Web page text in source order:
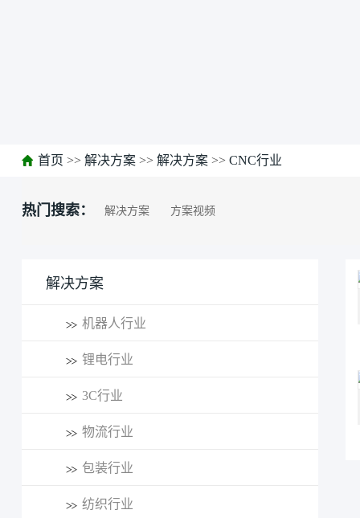
首页 >> 解决方案>> 解决方案>> CNC行业
热门搜索： 解决方案 方案视频
解决方案
机器人行业
锂电行业
3C行业
物流行业
包装行业
纺织行业